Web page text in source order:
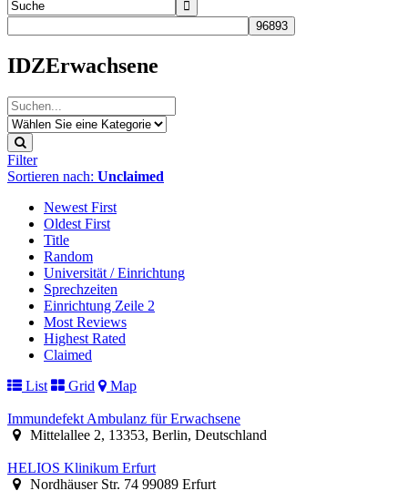
IDZErwachsene
Filter
Sortieren nach: Unclaimed
Newest First
Oldest First
Title
Random
Universität / Einrichtung
Sprechzeiten
Einrichtung Zeile 2
Most Reviews
Highest Rated
Claimed
List
Grid Map
Immundefekt Ambulanz für Erwachsene
Mittelallee 2, 13353, Berlin, Deutschland
HELIOS Klinikum Erfurt
Nordhäuser Str. 74 99089 Erfurt